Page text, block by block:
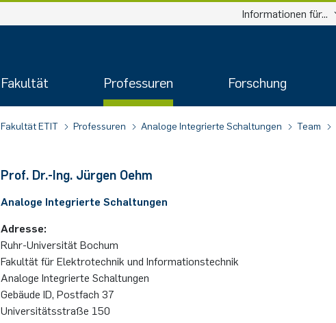
Informationen für...
Fakultät Professuren Forschung
Fakultät ETIT Professuren Analoge Integrierte Schaltungen Team
Prof. Dr.-Ing. Jür­gen Oehm
Ana­lo­ge In­te­grier­te Schal­tun­gen
Adresse:
Ruhr-Uni­ver­si­tät Bo­chum
Fakultät für Elektrotechnik und Informationstechnik
Analoge Integrierte Schaltungen
Gebäude ID, Postfach 37
Uni­ver­si­täts­stra­ße 150